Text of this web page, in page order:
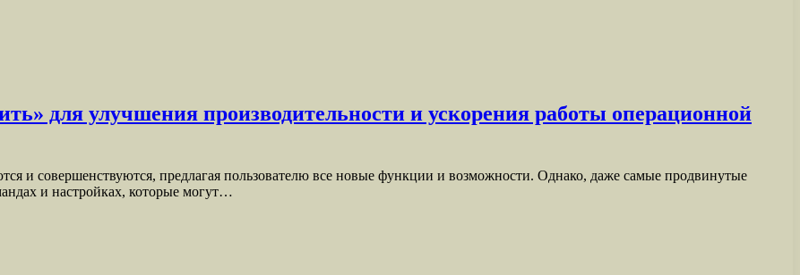
для улучшения производительности и ускорения работы операционной
и совершенствуются, предлагая пользователю все новые функции и возможности. Однако, даже самые продвинутые
и настройках, которые могут…